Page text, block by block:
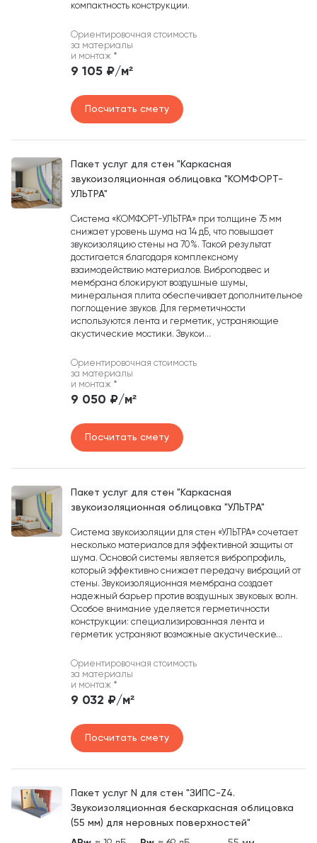
компактность конструкции.
Ориентировочная стоимость
за материалы
и монтаж *
9 105 ₽/м²
Посчитать смету
Пакет услуг для стен "Каркасная
звукоизоляционная облицовка "КОМФОРТ-
УЛЬТРА"
Система «КОМФОРТ-УЛЬТРА» при толщине 75 мм
снижает уровень шума на 14 дБ, что повышает
звукоизоляцию стены на 70%. Такой результат
достигается благодаря комплексному
взаимодействию материалов. Виброподвес и
мембрана блокируют воздушные шумы,
минеральная плита обеспечивает дополнительное
поглощение звуков. Для герметичности
используются лента и герметик, устраняющие
акустические мостики. Звукои...
Ориентировочная стоимость
за материалы
и монтаж *
9 050 ₽/м²
Посчитать смету
Пакет услуг для стен "Каркасная
звукоизоляционная облицовка "УЛЬТРА"
Система звукоизоляции для стен «УЛЬТРА» сочетает
несколько материалов для эффективной защиты от
шума. Основой системы является вибропрофиль,
который эффективно снижает передачу вибраций от
стены. Звукоизоляционная мембрана создает
надежный барьер против воздушных звуковых волн.
Особое внимание уделяется герметичности
конструкции: специализированная лента и
герметик устраняют возможные акустические...
Ориентировочная стоимость
за материалы
и монтаж *
9 032 ₽/м²
Посчитать смету
Пакет услуг N для стен "ЗИПС-Z4.
Звукоизоляционная бескаркасная облицовка
(55 мм) для неровных поверхностей"